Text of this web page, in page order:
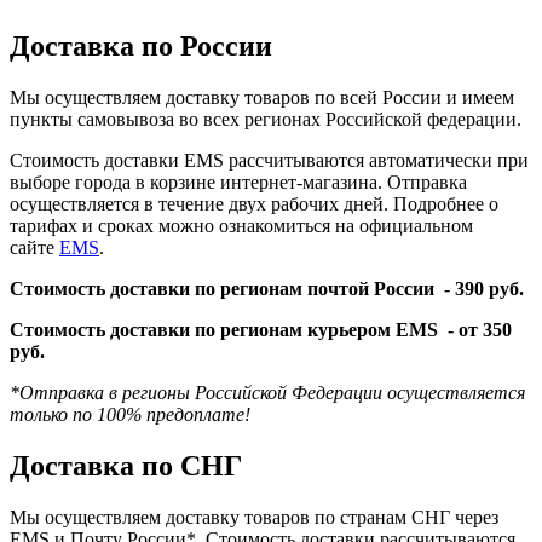
Доставка по России
Мы осуществляем доставку товаров по всей России и имеем
пункты самовывоза во всех регионах Российской федерации.
Стоимость доставки EMS рассчитываются автоматически при
выборе города в корзине интернет-магазина. Отправка
осуществляется в течение двух рабочих дней. Подробнее о
тарифах и сроках можно ознакомиться на официальном
сайте EMS.
Стоимость доставки по регионам почтой России - 390 руб.
Стоимость доставки по регионам курьером EMS - от 350
руб.
*Отправка в регионы Российской Федерации осуществляется
только по 100% предоплате!
Доставка по СНГ
Мы осуществляем доставку товаров по странам СНГ через